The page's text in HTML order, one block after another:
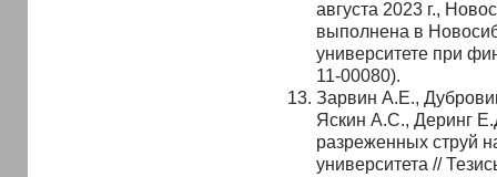
августа 2023 г.,
выполнена в
университете при
11-00080).
Зарвин А.Е.,
Яскин А.С., Деринг
разреженных струй
университета //